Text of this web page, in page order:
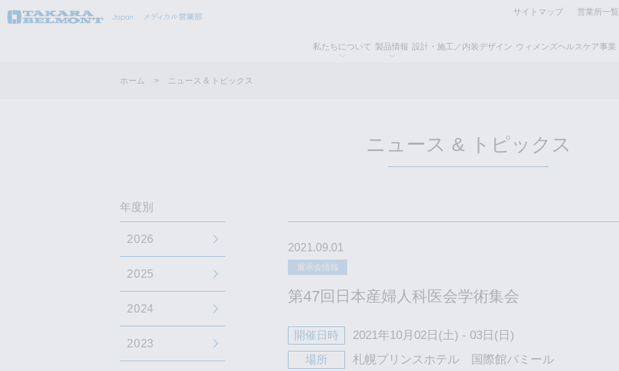
営業所一覧
サイトマップ
私たちについて 製品情報 設計・施工／内装デザイン ウィメンズヘルスケア事業
ホーム > ニュース & トピックス
ニュース & トピックス
年度別
2026
2025
2024
2023
2021.09.01
展示会情報
第47回日本産婦人科医会学術集会
開催日時 2021年10月02日(土) - 03日(日)
場所 札幌プリンスホテル 国際館パミール